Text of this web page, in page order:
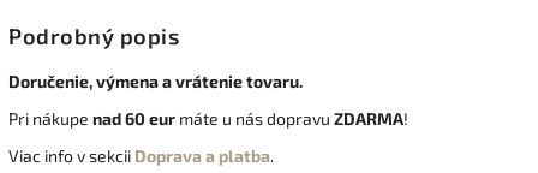
Podrobný popis
Doručenie, výmena a vrátenie tovaru.
Pri nákupe nad 60 eur máte u nás dopravu ZDARMA!
Viac info v sekcii Doprava a platba.